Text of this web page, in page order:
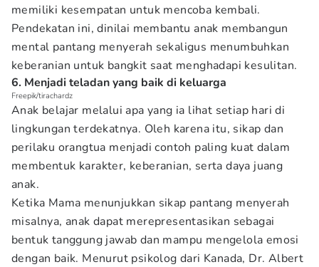
memiliki kesempatan untuk mencoba kembali.
Pendekatan ini, dinilai membantu anak membangun
mental pantang menyerah sekaligus menumbuhkan
keberanian untuk bangkit saat menghadapi kesulitan.
6. Menjadi teladan yang baik di keluarga
Freepik/tirachardz
Anak belajar melalui apa yang ia lihat setiap hari di
lingkungan terdekatnya. Oleh karena itu, sikap dan
perilaku orangtua menjadi contoh paling kuat dalam
membentuk karakter, keberanian, serta daya juang
anak.
Ketika Mama menunjukkan sikap pantang menyerah
misalnya, anak dapat merepresentasikan sebagai
bentuk tanggung jawab dan mampu mengelola emosi
dengan baik. Menurut psikolog dari Kanada, Dr. Albert